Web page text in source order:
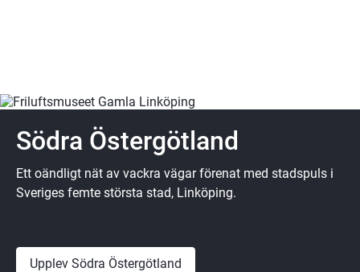
Södra Östergötland
Ett oändligt nät av vackra vägar förenat med stadspuls i
Sveriges femte största stad, Linköping.
Upplev Södra Östergötland